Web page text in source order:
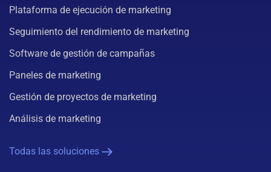
Plataforma de ejecución de marketing
Seguimiento del rendimiento de marketing
Software de gestión de campañas
Paneles de marketing
Gestión de proyectos de marketing
Análisis de marketing
Todas las soluciones